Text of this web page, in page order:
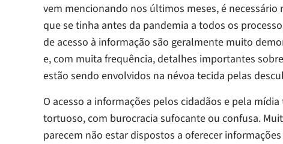
vem mencionando nos últimos meses, é
que se tinha antes da pandemia a todos os
de acesso à informação são geralmente muito
e, com muita frequência, detalhes importantes
estão sendo envolvidos na névoa tecida pelas
O acesso a informações pelos cidadãos e pela
tortuoso, com burocracia sufocante ou confusa.
parecem não estar dispostos a oferecer